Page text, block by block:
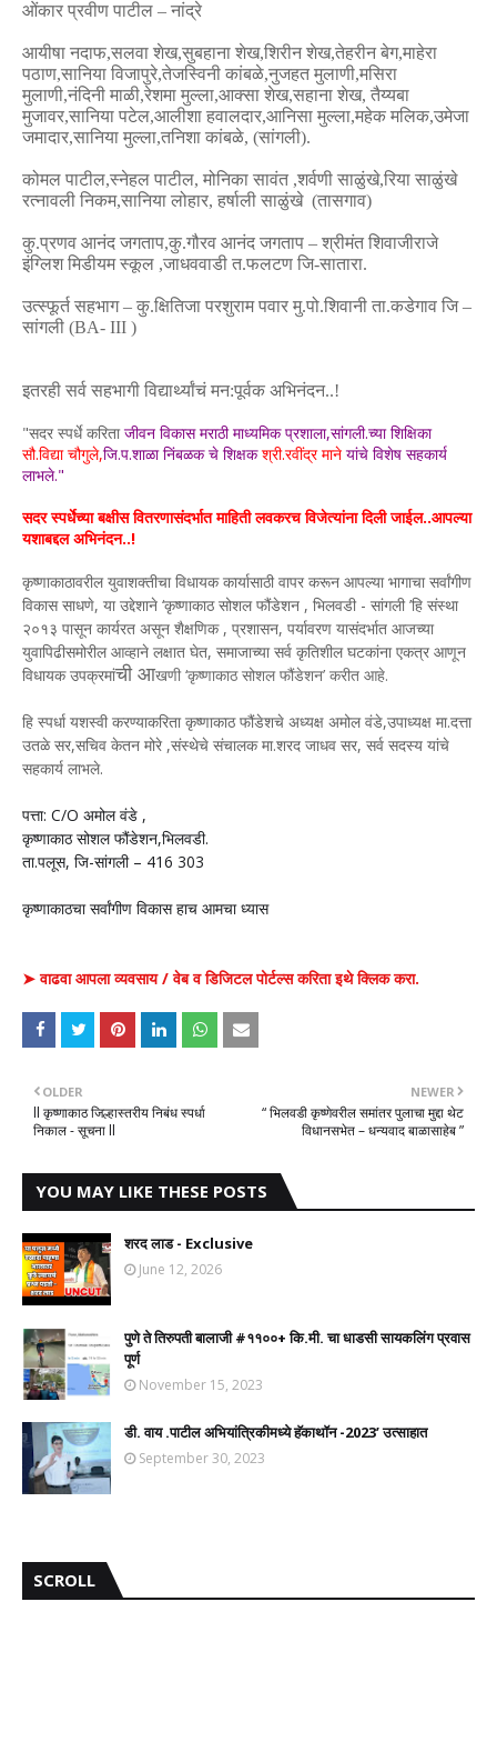
ओंकार प्रवीण पाटील – नांद्रे
आयीषा नदाफ,सलवा शेख,सुबहाना शेख,शिरीन शेख,तेहरीन बेग,माहेरा
पठाण,सानिया विजापुरे,तेजस्विनी कांबळे,नुजहत मुलाणी,मसिरा
मुलाणी,नंदिनी माळी,रेशमा मुल्ला,आक्सा शेख,सहाना शेख, तैय्यबा
मुजावर,सानिया पटेल,आलीशा हवालदार,आनिसा मुल्ला,महेक मलिक,उमेजा
जमादार,सानिया मुल्ला,तनिशा कांबळे, (सांगली).
कोमल पाटील,स्नेहल पाटील, मोनिका सावंत ,शर्वणी साळुंखे,रिया साळुंखे
रत्नावली निकम,सानिया लोहार, हर्षाली साळुंखे (तासगाव)
कु.प्रणव आनंद जगताप,कु.गौरव आनंद जगताप – श्रीमंत शिवाजीराजे
इंग्लिश मिडीयम स्कूल ,जाधववाडी त.फलटण जि-सातारा.
उत्स्फूर्त सहभाग – कु.क्षितिजा परशुराम पवार मु.पो.शिवानी ता.कडेगाव जि –
सांगली (BA- III )
इतरही सर्व सहभागी विद्यार्थ्यांचं मन:पूर्वक अभिनंदन..!
"सदर स्पर्धे करिताजीवन विकास मराठी माध्यमिक प्रशाला,सांगली.च्या शिक्षिका
सौ.विद्या चौगुले,जि.प.शाळा निंबळक चे शिक्षकश्री.रवींद्र माने यांचे विशेष सहकार्य
लाभले."
सदर स्पर्धेच्या बक्षीस वितरणासंदर्भात माहिती लवकरच विजेत्यांना दिली जाईल..आपल्या
यशाबद्दल अभिनंदन..!
कृष्णाकाठावरील युवाशक्‍तीचा विधायक कार्यासाठी वापर करून आपल्या भागाचा सर्वांगीण
विकास साधणे, या उद्देशाने ‘कृष्णाकाठ सोशल फौंडेशन , भिलवडी - सांगली ’हि संस्था
२०१३ पासून कार्यरत असून शैक्षणिक , प्रशासन, पर्यावरण यासंदर्भात आजच्या
युवापिढीसमोरील आव्हाने लक्षात घेत, समाजाच्या सर्व कृतिशील घटकांना एकत्र आणून
विधायक उपक्रमांची आखणी ‘कृष्णाकाठ सोशल फौंडेशन’ करीत आहे.
हि स्पर्धा यशस्वी करण्याकरिता कृष्णाकाठ फौंडेशचे अध्यक्ष अमोल वंडे,उपाध्यक्ष मा.दत्ता
उतळे सर,सचिव केतन मोरे ,संस्थेचे संचालक मा.शरद जाधव सर, सर्व सदस्य यांचे
सहकार्य लाभले.
पत्ता: C/O अमोल वंडे ,
कृष्णाकाठ सोशल फौंडेशन,भिलवडी.
ता.पलूस, जि-सांगली – 416 303
कृष्णाकाठचा सर्वांगीण विकास हाच आमचा ध्यास
➤ वाढवा आपला व्यवसाय / वेब व डिजिटल पोर्टल्स करिता इथे क्लिक करा.
NEWER
“ भिलवडी कृष्णेवरील समांतर पुलाचा मुद्दा थेट
विधानसभेत – धन्यवाद बाळासाहेब ”
OLDER
ll कृष्णाकाठ जिल्हास्तरीय निबंध स्पर्धा
निकाल - सूचना ll
YOU MAY LIKE THESE POSTS
शरद लाड - Exclusive
June 12, 2026
पुणे ते तिरुपती बालाजी #११००+ कि.मी. चा धाडसी सायकलिंग प्रवास
पूर्ण
November 15, 2023
डी. वाय .पाटील अभियांत्रिकीमध्ये हॅकाथॉन -2023’ उत्साहात
September 30, 2023
SCROLL